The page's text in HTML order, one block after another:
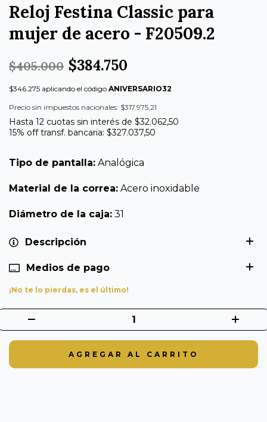
Reloj Festina Classic para
mujer de acero - F20509.2
$405.000 $384.750
$346.275 aplicando el código ANIVERSARIO32
Precio sin impuestos nacionales: $317.975,21
Hasta 12 cuotas sin interés de $32.062,50
15% off transf. bancaria: $327.037,50
Tipo de pantalla: Analógica
Material de la correa: Acero inoxidable
Diámetro de la caja: 31
Descripción
Medios de pago
¡No te lo pierdas, es el último!